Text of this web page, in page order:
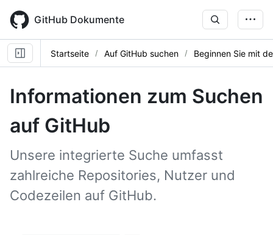
main
content
GitHub Dokumente
Startseite Auf GitHub suchen Beginnen Sie mit
Informationen zum Suchen
auf GitHub
Unsere integrierte Suche umfasst
zahlreiche Repositories, Nutzer und
Codezeilen auf GitHub.